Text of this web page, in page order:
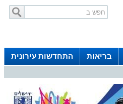
בריאות
התחדשות עירונית